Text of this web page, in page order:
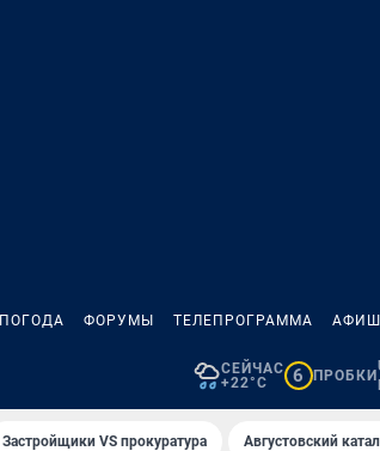
ПОГОДА ФОРУМЫ ТЕЛЕПРОГРАММА
СЕЙЧАС
+22°C
6 ПРОБКИ
Застройщики VS прокуратура Августовский